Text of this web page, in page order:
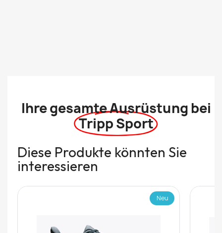
Ihre gesamte Ausrüstung bei
Tripp Sport
Diese Produkte könnten Sie
interessieren
Neu